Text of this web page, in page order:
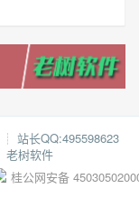
┊ 站长QQ:495598623
老树软件
桂公网安备